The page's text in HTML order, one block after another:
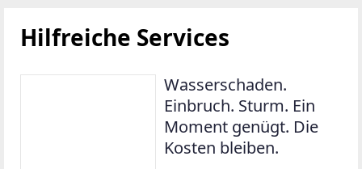
Hilfreiche Services
Wasserschaden.
Einbruch. Sturm. Ein
Moment genügt. Die
Kosten bleiben.